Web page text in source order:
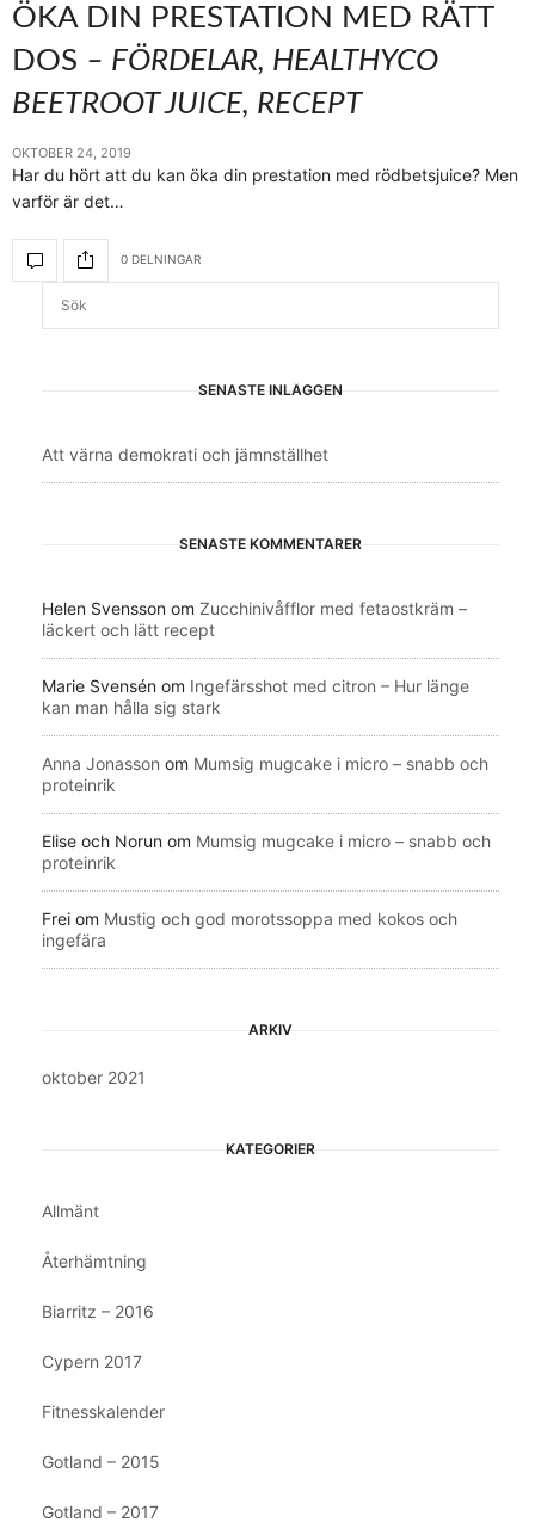
ÖKA DIN PRESTATION MED RÄTT
DOS – FÖRDELAR, HEALTHYCO
BEETROOT JUICE, RECEPT
OKTOBER 24, 2019
Har du hört att du kan öka din prestation med rödbetsjuice? Men
varför är det…
0 DELNINGAR
SENASTE INLÄGGEN
Att värna demokrati och jämnställhet
SENASTE KOMMENTARER
Helen Svensson om Zucchinivåfflor med fetaostkräm –
läckert och lätt recept
Marie Svensén om Ingefärsshot med citron – Hur länge
kan man hålla sig stark
Anna Jonasson om Mumsig mugcake i micro – snabb och
proteinrik
Elise och Norun om Mumsig mugcake i micro – snabb och
proteinrik
Frei om Mustig och god morotssoppa med kokos och
ingefära
ARKIV
oktober 2021
KATEGORIER
Allmänt
Återhämtning
Biarritz – 2016
Cypern 2017
Fitnesskalender
Gotland – 2015
Gotland – 2017